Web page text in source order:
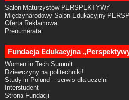
Salon Maturzystów PERSPEKTYWY
Międzynarodowy Salon Edukacyjny
Oferta Reklamowa
Prenumerata
Fundacja Edukacyjna
Women in Tech Summit
Dziewczyny na politechniki!
Study in Poland – serwis dla uczelni
Interstudent
Strona Fundacji